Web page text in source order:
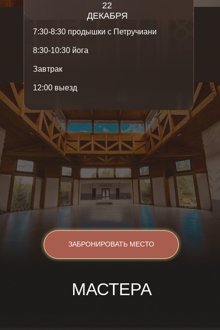
7:30-8:30 продышки с Петручиани
8:30-10:30 йога
Завтрак
12:00 выезд
22
ДЕКАБРЯ
ЗАБРОНИРОВАТЬ МЕСТО
МАСТЕРА